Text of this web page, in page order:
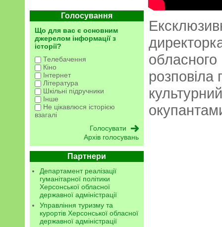
Голосування
Що для вас є основним
джерелом інформації з
історії?
Телебачення
Кіно
Інтернет
Література
Шкільні підручники
Інше
Не цікавлюся історією
взагалі
Архів голосувань
Партнери
Департамент реалізації
гуманітарної політики
Херсонської обласної
державної адміністрації
Управління туризму та
курортів Херсонської обласної
державної адміністрації